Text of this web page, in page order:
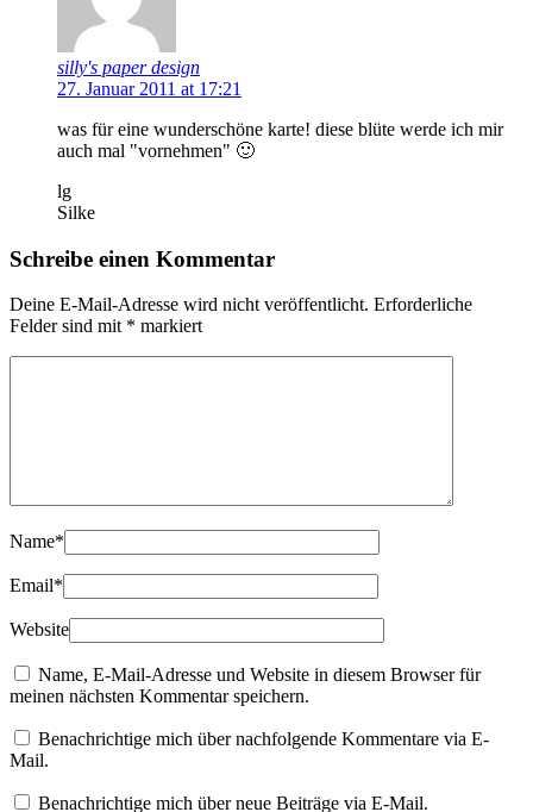
silly's paper design
27. Januar 2011 at 17:21
was für eine wunderschöne karte! diese blüte werde ich mir
auch mal "vornehmen" 🙂
lg
Silke
Schreibe einen Kommentar
Deine E-Mail-Adresse wird nicht veröffentlicht. Erforderliche
Felder sind mit * markiert
Name*
Email*
Website
Name, E-Mail-Adresse und Website in diesem Browser für
meinen nächsten Kommentar speichern.
Benachrichtige mich über nachfolgende Kommentare via E-
Mail.
Benachrichtige mich über neue Beiträge via E-Mail.